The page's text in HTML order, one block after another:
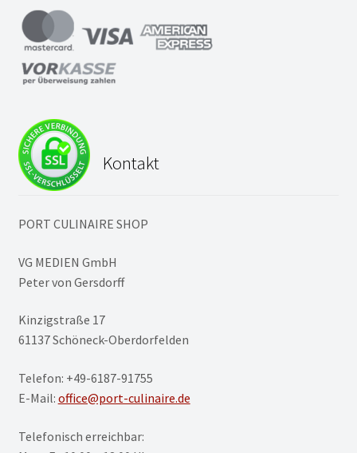
Kontakt
PORT CULINAIRE SHOP
VG MEDIEN GmbH
Peter von Gersdorff
Kinzigstraße 17
61137 Schöneck-Oberdorfelden
Telefon: +49-6187-91755
E-Mail: office@port-culinaire.de
Telefonisch erreichbar: